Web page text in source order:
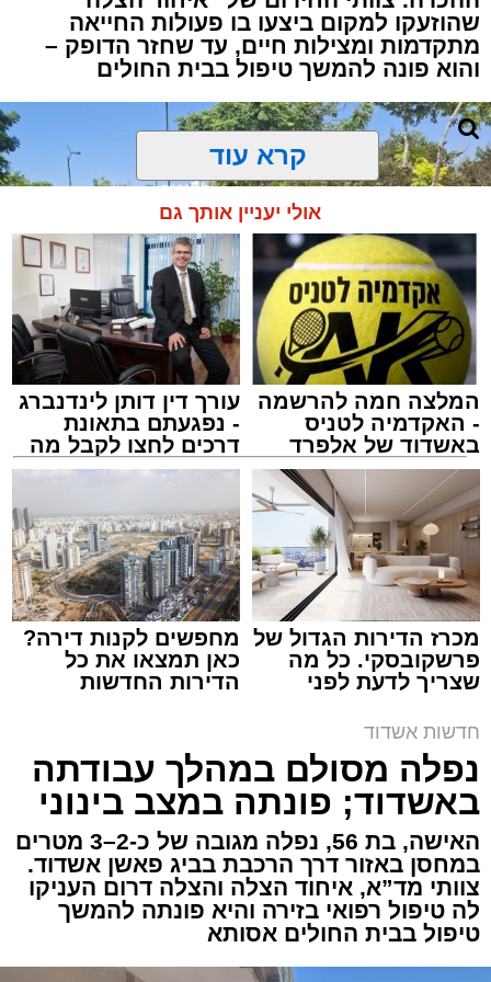
שהוזעקו למקום ביצעו בו פעולות החייאה
מתקדמות ומצילות חיים, עד שחזר הדופק –
והוא פונה להמשך טיפול בבית החולים
צילום: דוברות איחוד הצלה
מערכת האתר / 15:39 07.08.26
תגים: איחוד הצלה אשדוד, הצלה
אירוע דרמטי הסתיים בנס רפואי באשדוד, לאחר
שגבר בן 56 התמוטט בביתו שבאחד הרחובות
ברובע י"א בעיר, כתוצאה מאירוע פתאומי שגרם
להפסקת פעילות ליבו.
למקום הוזעקו מיד צוותי רפואה ומתנדבים של
ארגון "איחוד הצלה". החובשים והפרמדיקים
שהגיעו לזירה הבחינו כי הגבר ללא דופק וללא
קרא עוד
אולי יעניין אותך גם
המלצה חמה להרשמה
- האקדמיה לטניס
באשדוד של אלפרד
קריאולנסקי - לילדים
עורך דין דותן לינדנברג
- נפגעתם בתאונת
דרכים לחצו לקבל מה
שמגיע לכם
מכרז הדירות הגדול של
פרשקובסקי. כל מה
שצריך לדעת לפני
באשדוד
מחפשים לקנות דירה?
כאן תמצאו את כל
הדירות החדשות
חדשות אשדוד
נפלה מסולם במהלך עבודתה
באשדוד; פונתה במצב בינוני
האישה, בת 56, נפלה מגובה של כ-2–3 מטרים
במחסן באזור דרך הרכבת בביג פאשן אשדוד.
צוותי מד”א, איחוד הצלה והצלה דרום העניקו
לה טיפול רפואי בזירה והיא פונתה להמשך
טיפול בבית החולים אסותא